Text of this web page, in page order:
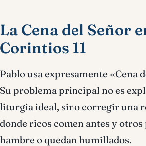
La Cena del Señor
Corintios 11
Pablo usa expresamente «Cena
Su problema principal no es
liturgia ideal, sino corregir una
donde ricos comen antes y otros
hambre o quedan humillados.